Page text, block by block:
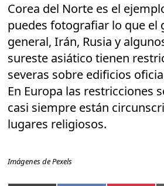
Corea del Norte es el
puedes fotografiar lo que el
general, Irán, Rusia y
sureste asiático tienen
severas sobre edificios
En Europa las restricciones
casi siempre están
lugares religiosos.
Imágenes de Pexels